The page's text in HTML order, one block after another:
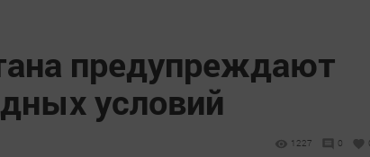
предупреждают
условий
1227 0